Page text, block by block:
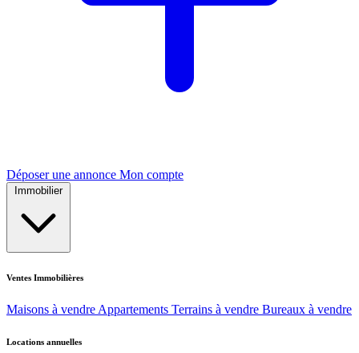
Déposer une annonce Mon compte
Immobilier
Ventes Immobilières
Maisons à vendre Appartements Terrains à vendre Bureaux à vendre
Locations annuelles